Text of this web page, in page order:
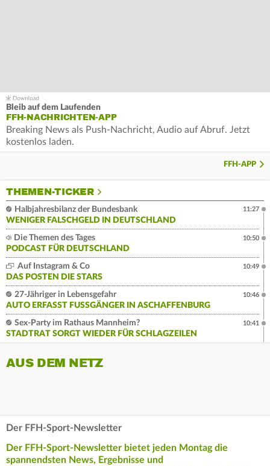
Bleib auf dem Laufenden
FFH-NACHRICHTEN-APP
Breaking News als Push-Nachricht, Audio auf Abruf. Jetzt
kostenlos laden.
FFH-APP
THEMEN-TICKER
Halbjahresbilanz der Bundesbank
WENIGER FALSCHGELD IN DEUTSCHLAND
11:27
Die Themen des Tages
PODCAST FÜR DEUTSCHLAND
10:50
Auf Instagram & Co
DAS POSTEN DIE STARS
10:49
27-Jähriger in Lebensgefahr
AUTO ERFASST FUSSGÄNGER IN ASCHAFFENBURG
10:46
Sex-Party im Rathaus Mannheim?
STADTRAT SORGT WIEDER FÜR SCHLAGZEILEN
10:41
AUS DEM NETZ
Der FFH-Sport-Newsletter
Der FFH-Sport-Newsletter bietet jeden Montag die
spannendsten News, Ergebnisse und